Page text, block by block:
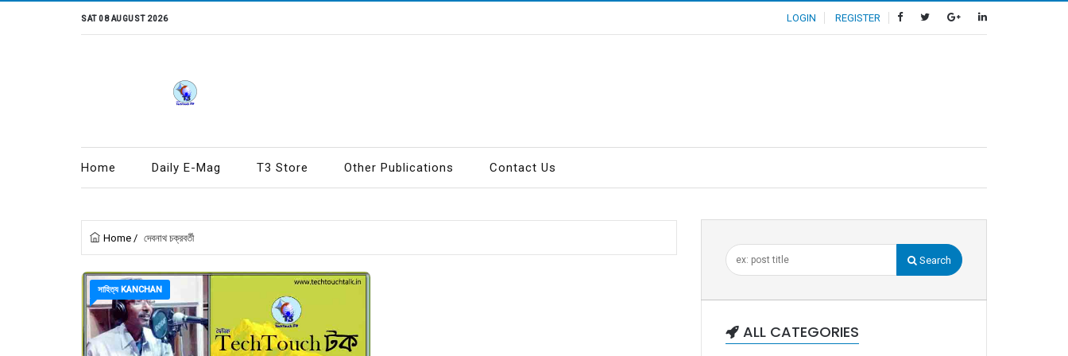
SAT 08 AUGUST 2026 LOGIN REGISTER
Home Daily E-Mag T3 Store Other Publications Contact Us
Home / দেবনাথ চক্রবর্তী
সাহিত্য KANCHAN
Search
ALL CATEGORIES